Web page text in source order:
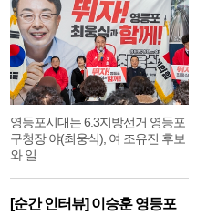
영등포시대는 6.3지방선거 영등포
구청장 야(최웅식), 여 조유진 후보
와 일
[순간 인터뷰] 이승훈 영등포